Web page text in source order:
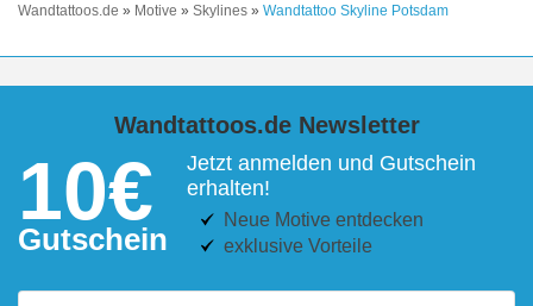
Wandtattoos.de » Motive » Skylines » Wandtattoo Skyline Potsdam
Wandtattoos.de Newsletter
10€
Gutschein
Jetzt anmelden und Gutschein
erhalten!
Neue Motive entdecken
exklusive Vorteile